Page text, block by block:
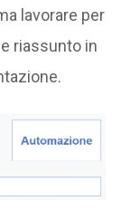
lavorare per
riassunto in